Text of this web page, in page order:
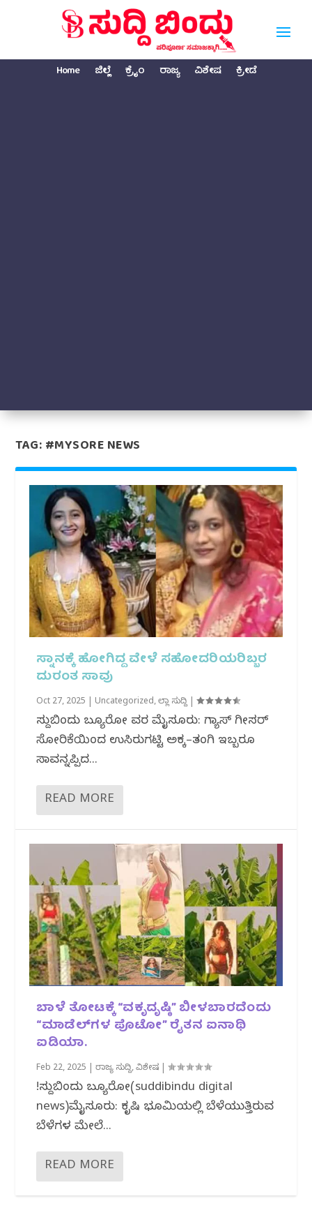
Home ಜಿಲ್ಲೆ ಕ್ರೈಂ ರಾಜ್ಯ ವಿಶೇಷ ಕ್ರೀಡೆ
TAG:#MYSORE NEWS
ಸ್ನಾನಕ್ಕೆ ಹೋಗಿದ್ದ ವೇಳೆ ಸಹೋದರಿಯರಿಬ್ಬರ
ದುರಂತ ಸಾವು
Oct 27, 2025 Uncategorized,ಜಿಲ್ಲಾ ಸುದ್ದಿ |
ಸುದ್ದಿಬಿಂದು ಬ್ಯೂರೋ ವರದಿ ಮೈಸೂರು: ಗ್ಯಾಸ್ ಗೀಸರ್
ಸೋರಿಕೆಯಿಂದ ಉಸಿರುಗಟ್ಟಿ ಅಕ್ಕ–ತಂಗಿ ಇಬ್ಬರೂ
ಸಾವನ್ನಪ್ಪಿದ...
READ MORE
ಬಾಳೆ ತೋಟಕ್ಕೆ “ವಕೃದೃಷ್ಠಿ” ಬೀಳಬಾರದೆಂದು
“ಮಾಡೆಲ್‌ಗಳ ಪೊಟೋ” ರೈತನ ಐನಾಥಿ
ಐಡಿಯಾ.‌
Feb 22, 2025 |ರಾಜ್ಯ ಸುದ್ದಿ,ವಿಶೇಷ |
!ಸುದ್ದಿಬಿಂದು ಬ್ಯೂರೋ(suddibindu digital
news)ಮೈಸೂರು: ಕೃಷಿ ಭೂಮಿಯಲ್ಲಿ ಬೆಳೆಯುತ್ತಿರುವ
ಬೆಳೆಗಳ ಮೇಲೆ...
READ MORE